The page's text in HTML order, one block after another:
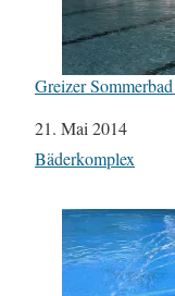
Greizer
Datum
21. Mai 2014
In Bezug auf
Bäderkomplex